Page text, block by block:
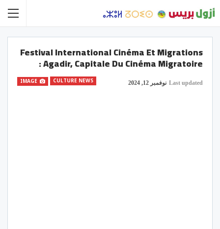
Festival International Cinéma Et Migrations
: Agadir, Capitale Du Cinéma Migratoire
CULTURE NEWS Last updated نوفمبر 12, 2024